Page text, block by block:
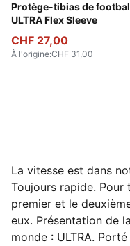
Protège-tibias de
ULTRA Flex Sleeve
Yellow Alert-PUMA
CHF 27,00
À l'origine:CHF 31,00
La vitesse est dans
Toujours rapide.
premier et le
eux. Présentation de
monde : ULTRA.